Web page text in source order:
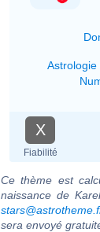
Astrologie
X
Fiabilité
Ce thème est
naissance de
sera envoyé